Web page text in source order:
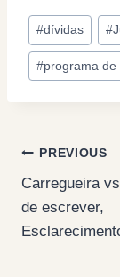
Post
Tags:
#dívidas #
#programa de
PostPREVIOUS
Carregueira
de escrever,